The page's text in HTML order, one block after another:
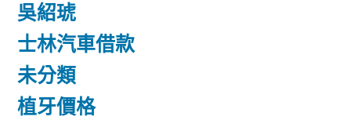
吳紹琥
士林汽車借款
未分類
植牙價格